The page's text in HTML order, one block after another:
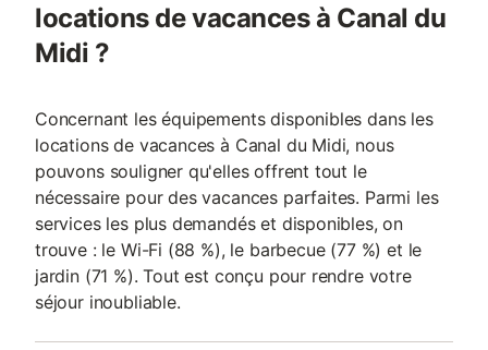
locations de vacances à Canal du
Midi ?
Concernant les équipements disponibles dans les
locations de vacances à Canal du Midi, nous
pouvons souligner qu'elles offrent tout le
nécessaire pour des vacances parfaites. Parmi les
services les plus demandés et disponibles, on
trouve : le Wi-Fi (88 %), le barbecue (77 %) et le
jardin (71 %). Tout est conçu pour rendre votre
séjour inoubliable.